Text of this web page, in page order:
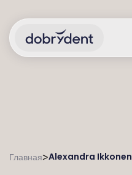
Главная>Alexandra Ikkonen